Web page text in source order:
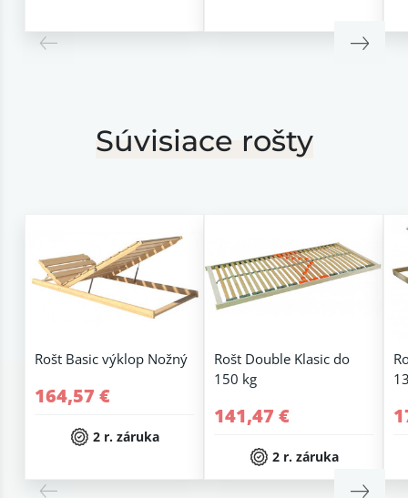
Súvisiace rošty
Rošt Basic výklop Nožný
164,57 €
2 r. záruka
Rošt Double Klasic do
150 kg
141,47 €
2 r. záruka